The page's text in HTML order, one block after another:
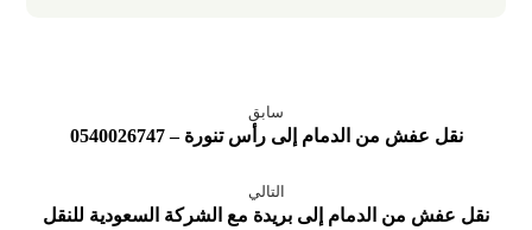
سابق
نقل عفش من الدمام إلى رأس تنورة – 0540026747
التالي
نقل عفش من الدمام إلى بريدة مع الشركة السعودية للنقل